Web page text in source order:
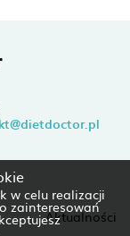
w celu realizacji
zainteresowań
Aktualności